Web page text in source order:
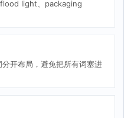
light、packaging
开布局，避免把所有词塞进